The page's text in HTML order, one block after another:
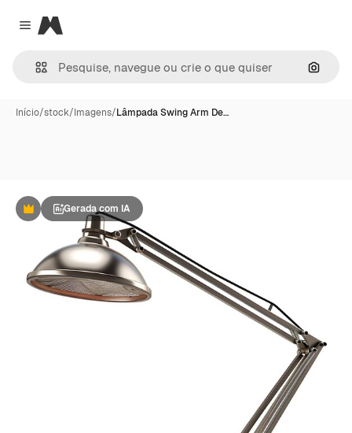
Close menu
Magnific
Início/stock/Imagens/Lâmpada Swing Arm De…
PremiumGerada com IA